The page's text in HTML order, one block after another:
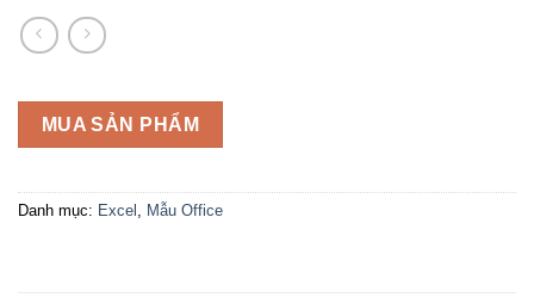
MUA SẢN PHẨM
Danh mục: Excel Mẫu Office